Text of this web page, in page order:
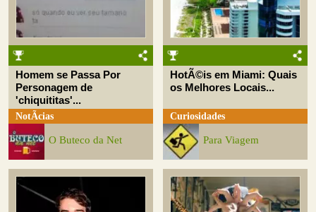
Homem se Passa Por
Personagem de
'chiquititas'...
NotÃ­cias
O Buteco da Net
HotÃ©is em Miami: Quais
os Melhores Locais...
Curiosidades
Para Viagem